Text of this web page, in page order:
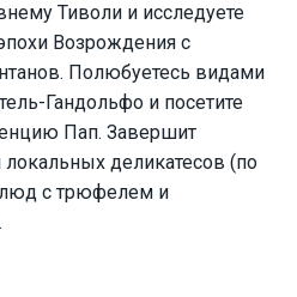
Тиволи и исследуете
Возрождения с
Полюбуетесь видами
Гандольфо и посетите
Пап. Завершит
локальных деликатесов (по
с трюфелем и